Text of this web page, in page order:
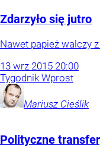
Zdarzyło się jutro
Nawet papież walczy
13 wrz 2015 20:00
Tygodnik Wprost
Mariusz Cieślik
Polityczne